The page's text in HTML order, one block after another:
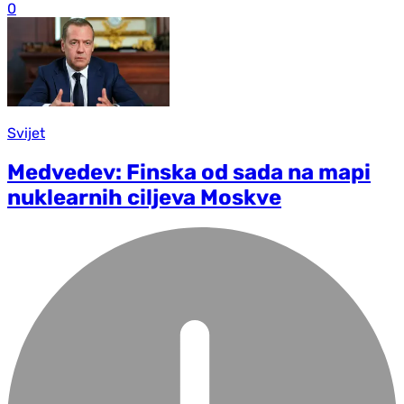
0
Svijet
Medvedev: Finska od sada na mapi
nuklearnih ciljeva Moskve